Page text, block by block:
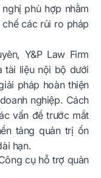
phù hợp nhằm
các rủi ro pháp
Y&P Law Firm
tài liệu nội bộ dưới
pháp hoàn thiện
nghiệp. Cách
vấn đề trước mắt
tảng quản trị ổn
hạn.
cụ hỗ trợ quản